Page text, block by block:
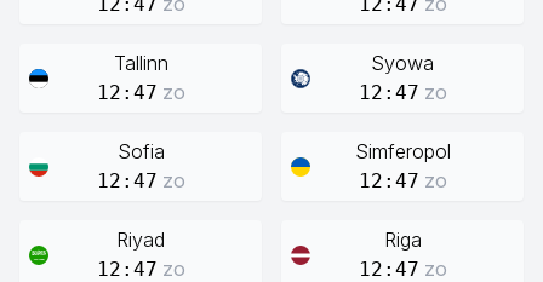
Tallinn
12:47 zo
Syowa
12:47 zo
Sofia
12:47 zo
Simferopol
12:47 zo
Riyad
12:47 zo
Riga
12:47 zo